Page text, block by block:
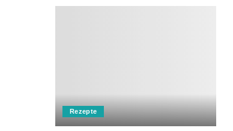
Rezepte